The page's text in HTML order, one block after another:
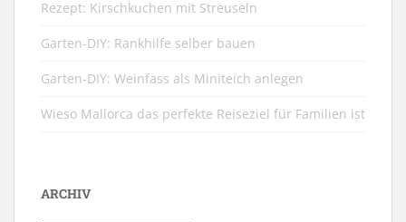
Rezept: Kirschkuchen mit Streuseln
Garten-DIY: Rankhilfe selber bauen
Garten-DIY: Weinfass als Miniteich anlegen
Wieso Mallorca das perfekte Reiseziel für Familien ist
ARCHIV